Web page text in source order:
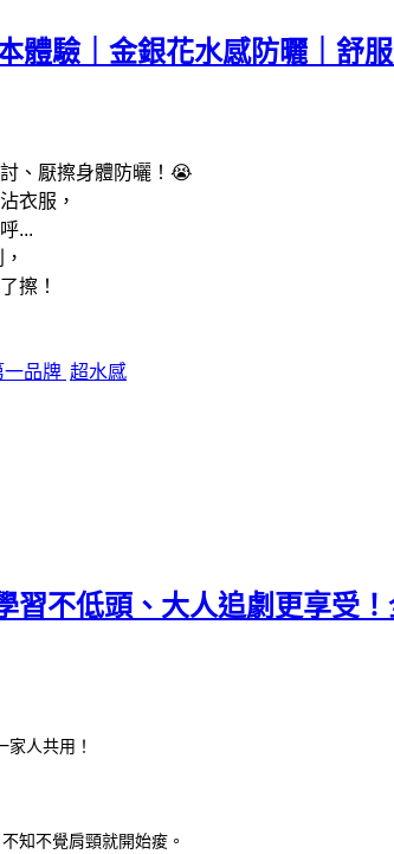
體驗｜金銀花水感防曬｜
、厭擦身體防曬！😭
衣服，
...
擦！
一品牌 超水感
習不低頭、大人追劇更享受
家人共用！
知不覺肩頸就開始痠。